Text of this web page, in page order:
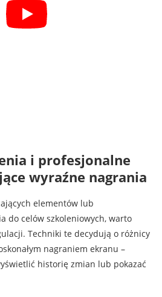
i profesjonalne
wyraźne nagrania
elementów lub
do celów szkoleniowych, warto
Techniki te decydują o różnicy
nagraniem ekranu –
historię zmian lub pokazać